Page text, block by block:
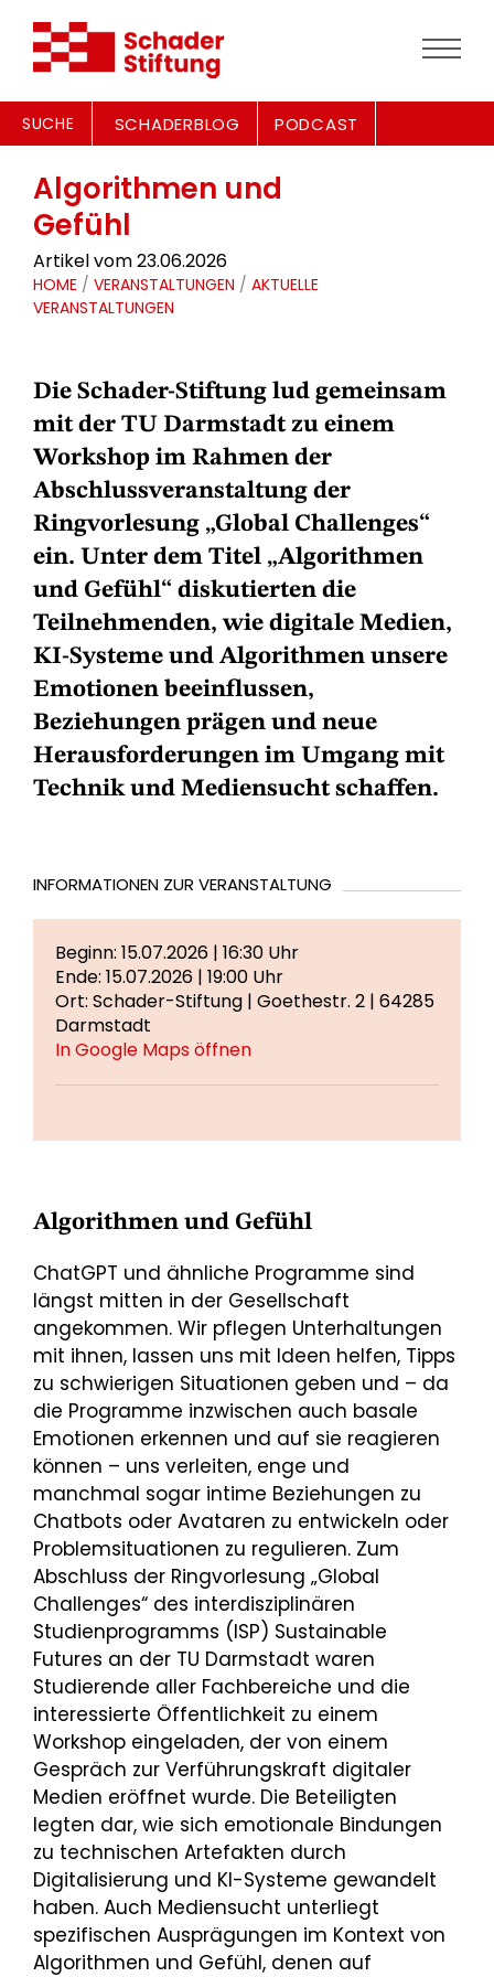
SUCHE SCHADERBLOG PODCAST
Algorithmen und
Gefühl
Artikel vom 23.06.2026
HOME / VERANSTALTUNGEN / AKTUELLE
VERANSTALTUNGEN
Die Schader-Stiftung lud gemeinsam
mit der TU Darmstadt zu einem
Workshop im Rahmen der
Abschlussveranstaltung der
Ringvorlesung „Global Challenges“
ein. Unter dem Titel „Algorithmen
und Gefühl“ diskutierten die
Teilnehmenden, wie digitale Medien,
KI-Systeme und Algorithmen unsere
Emotionen beeinflussen,
Beziehungen prägen und neue
Herausforderungen im Umgang mit
Technik und Mediensucht schaffen.
INFORMATIONEN ZUR VERANSTALTUNG
Beginn: 15.07.2026 | 16:30 Uhr
Ende: 15.07.2026 | 19:00 Uhr
Ort: Schader-Stiftung | Goethestr. 2 | 64285
Darmstadt
In Google Maps öffnen
Algorithmen und Gefühl
ChatGPT und ähnliche Programme sind
längst mitten in der Gesellschaft
angekommen. Wir pflegen Unterhaltungen
mit ihnen, lassen uns mit Ideen helfen, Tipps
zu schwierigen Situationen geben und – da
die Programme inzwischen auch basale
Emotionen erkennen und auf sie reagieren
können – uns verleiten, enge und
manchmal sogar intime Beziehungen zu
Chatbots oder Avataren zu entwickeln oder
Problemsituationen zu regulieren. Zum
Abschluss der Ringvorlesung „Global
Challenges“ des interdisziplinären
Studienprogramms (ISP) Sustainable
Futures an der TU Darmstadt waren
Studierende aller Fachbereiche und die
interessierte Öffentlichkeit zu einem
Workshop eingeladen, der von einem
Gespräch zur Verführungskraft digitaler
Medien eröffnet wurde. Die Beteiligten
legten dar, wie sich emotionale Bindungen
zu technischen Artefakten durch
Digitalisierung und KI-Systeme gewandelt
haben. Auch Mediensucht unterliegt
spezifischen Ausprägungen im Kontext von
Algorithmen und Gefühl, denen auf